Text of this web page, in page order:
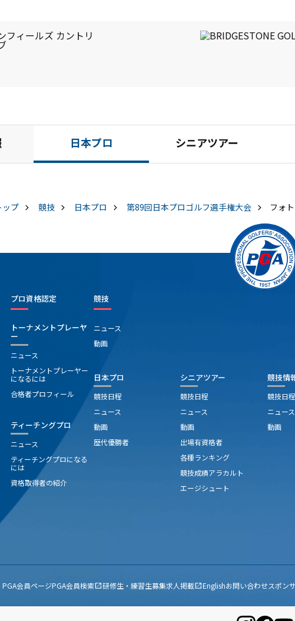
日本プロ シニアツアー
ップ 競技 日本プロ 第89回日本プロゴルフ選手権大会 フォト
プロ資格認定
トーナメントプレーヤ
ー
ニュース
トーナメントプレーヤー
になるには
合格者プロフィール
ティーチングプロ
ニュース
ティーチングプロになる
には
資格取得者の紹介
競技
ニュース
動画
日本プロ
競技日程
ニュース
動画
歴代優勝者
シニアツアー
競技日程
ニュース
動画
出場有資格者
各種ランキング
競技成績アラカルト
エージシュート
競技情
競技日程
ニュース
動画
PGA会員ページPGA会員検索open_in_new研修生・練習生募集求人掲載open_in_newEnglishお問い合わせスポン